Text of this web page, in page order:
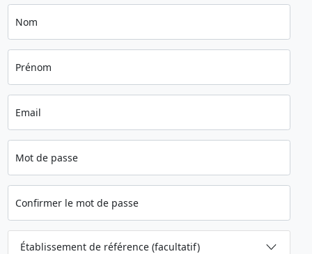
Nom
Prénom
Email
Mot de passe
Confirmer le mot de passe
Établissement de référence (facultatif)